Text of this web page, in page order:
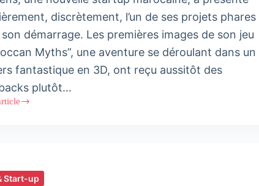
discrètement, l’un de ses projets phares
démarrage. Les premières images de son jeu
Myths”, une aventure se déroulant dans un
fantastique en 3D, ont reçu aussitôt des
plutôt…
Start-up